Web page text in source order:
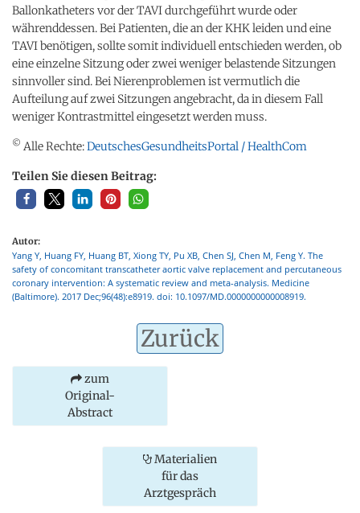
Ballonkatheters vor der TAVI durchgeführt wurde oder
währenddessen. Bei Patienten, die an der KHK leiden und eine
TAVI benötigen, sollte somit individuell entschieden werden, ob
eine einzelne Sitzung oder zwei weniger belastende Sitzungen
sinnvoller sind. Bei Nierenproblemen ist vermutlich die
Aufteilung auf zwei Sitzungen angebracht, da in diesem Fall
weniger Kontrastmittel eingesetzt werden muss.
© Alle Rechte:DeutschesGesundheitsPortal / HealthCom
Teilen Sie diesen Beitrag:
Autor:
Yang Y, Huang FY, Huang BT, Xiong TY, Pu XB, Chen SJ, Chen M, Feng Y. The
safety of concomitant transcatheter aortic valve replacement and percutaneous
coronary intervention: A systematic review and meta-analysis. Medicine
(Baltimore). 2017 Dec;96(48):e8919. doi: 10.1097/MD.0000000000008919.
Zurück
zum
Original-
Abstract
Materialien
für das
Arztgespräch